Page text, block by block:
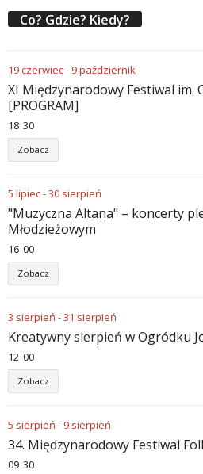
Co? Gdzie? Kiedy?
19czerwiec- 9październik
XI Międzynarodowy Festiwal im.
[PROGRAM]
18 30
Zobacz
5 lipiec-30 sierpień
"Muzyczna Altana" – koncerty
Młodzieżowym
16 00
Zobacz
3 sierpień -31 sierpień
Kreatywny sierpień w Ogródku
12 00
Zobacz
5 sierpień - 9 sierpień
34. Międzynarodowy Festiwal
09 30